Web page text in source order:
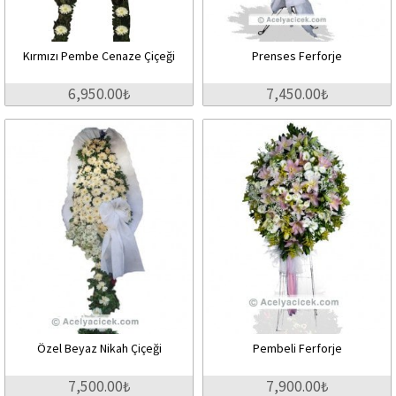
Kırmızı Pembe Cenaze Çiçeği
6,950.00₺
Prenses Ferforje
7,450.00₺
Özel Beyaz Nikah Çiçeği
7,500.00₺
Pembeli Ferforje
7,900.00₺